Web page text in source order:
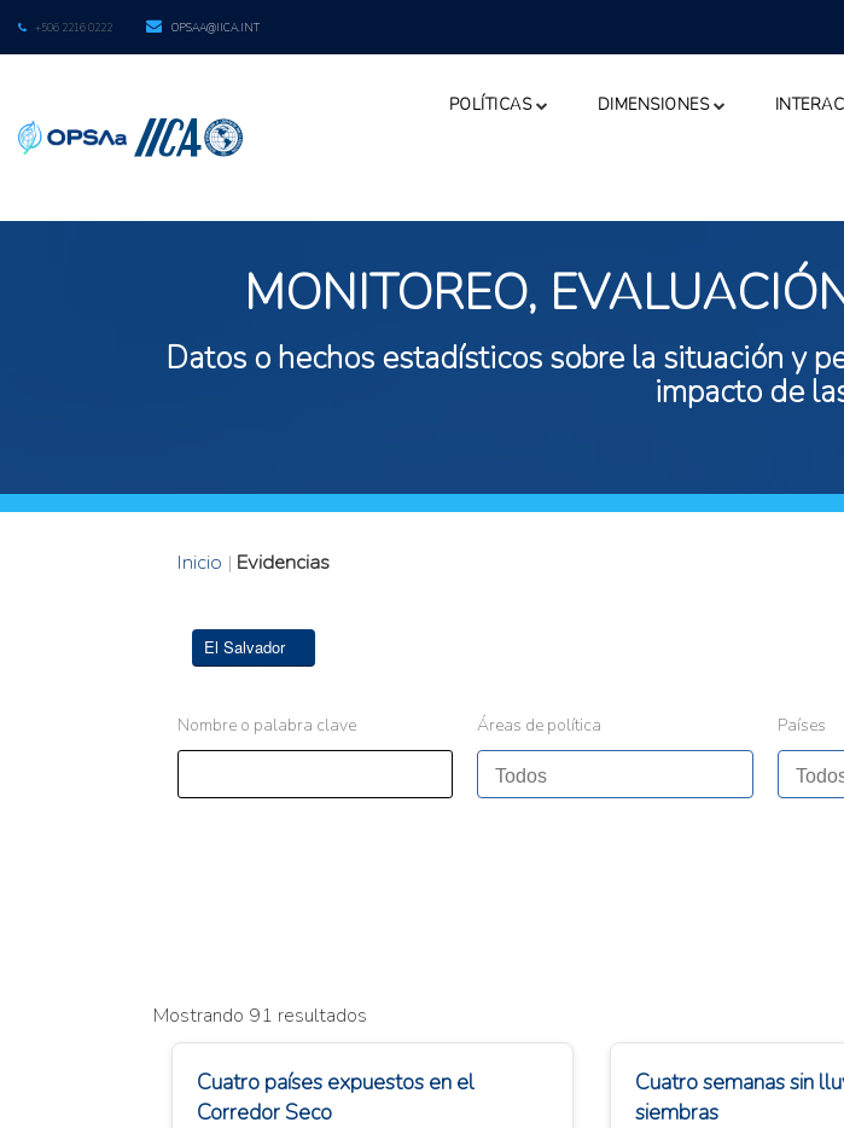
+506 2216 0222 OPSAA@IICA.INT
POLÍTICAS DIMENSIONES
MONITOREO,
Datos o hechos estadísticos sobre la situación y
impacto de
Inicio | Evidencias
El Salvador
Nombre o palabra clave Áreas de política Países
Mostrando 91 resultados
Cuatro países expuestos en el
Corredor Seco
Cuatro semanas sin
siembras